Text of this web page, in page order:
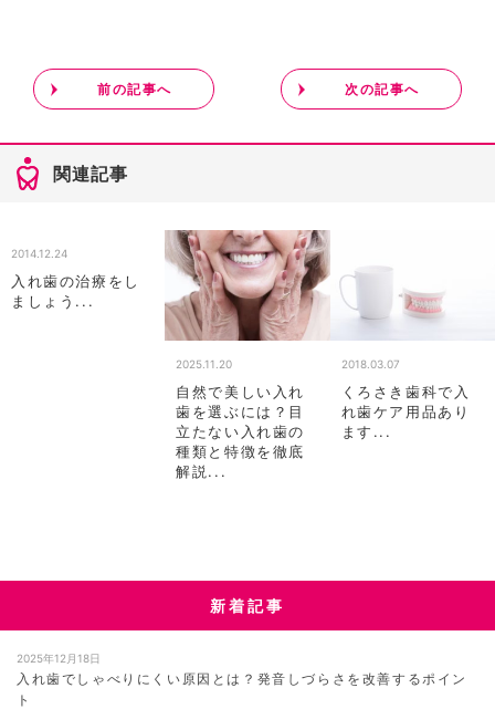
前の記事へ 次の記事へ
関連記事
2014.12.24
入れ歯の治療をし
ましょう...
2025.11.20
自然で美しい入れ
歯を選ぶには？目
立たない入れ歯の
種類と特徴を徹底
解説...
2018.03.07
くろさき歯科で入
れ歯ケア用品あり
ます...
新着記事
2025年12月18日
入れ歯でしゃべりにくい原因とは？発音しづらさを改善するポイン
ト